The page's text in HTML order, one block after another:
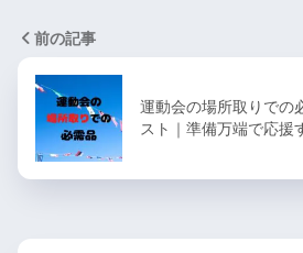
前の記事
運動会の場所取りでの
スト｜準備万端で応援